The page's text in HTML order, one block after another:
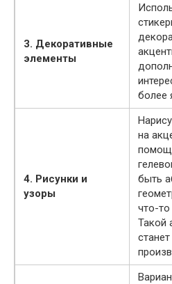
3. Декоративные
элементы
более
4. Рисунки и
узоры
на
быть
что-
Такой